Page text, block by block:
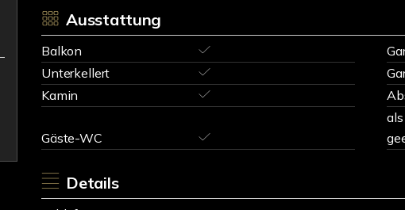
Ausstattung
Balkon
Unterkellert
Kamin
Gäste-WC
Details